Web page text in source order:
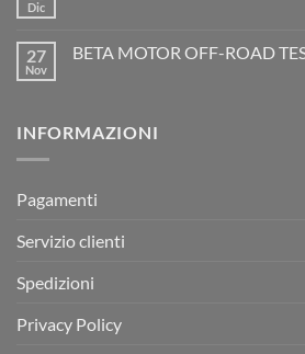
è
arrivata
Motocross
è
Dic
Beta
27
Nov
BETA MOTOR OFF-ROAD
MOTOR
INFORMAZIONI
Pagamenti
Servizio clienti
Spedizioni
Privacy Policy